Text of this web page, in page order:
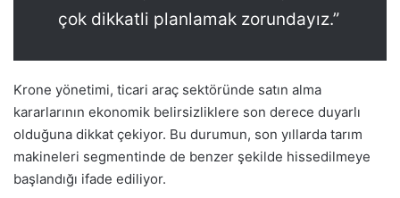
çok dikkatli planlamak zorundayız.”
Krone yönetimi, ticari araç sektöründe satın alma
kararlarının ekonomik belirsizliklere son derece duyarlı
olduğuna dikkat çekiyor. Bu durumun, son yıllarda tarım
makineleri segmentinde de benzer şekilde hissedilmeye
başlandığı ifade ediliyor.